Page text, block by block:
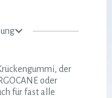
der
oder
für fast alle